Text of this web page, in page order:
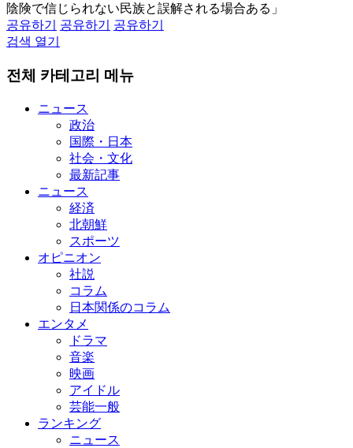
陰険で信じられない民族と誤解される場合ある」
공유하기
공유하기
공유하기
검색 열기
전체 카테고리 메뉴
ニュース
政治
国際・日本
社会・文化
最新記事
ニュース
経済
北朝鮮
スポーツ
オピニオン
社説
コラム
日本関係のコラム
エンタメ
ドラマ
音楽
映画
アイドル
芸能一般
ランキング
ニュース